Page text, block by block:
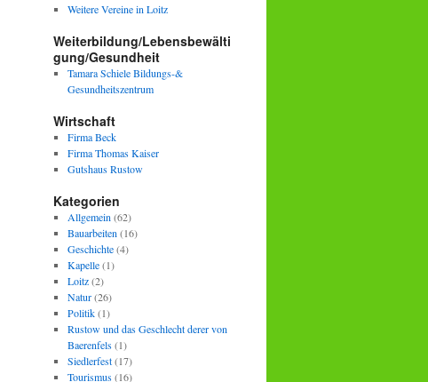
Weitere Vereine in Loitz
Weiterbildung/Lebensbewälti
gung/Gesundheit
Tamara Schiele Bildungs-&
Gesundheitszentrum
Wirtschaft
Firma Beck
Firma Thomas Kaiser
Gutshaus Rustow
Kategorien
Allgemein (62)
Bauarbeiten (16)
Geschichte(4)
Kapelle(1)
Loitz(2)
Natur(26)
Politik(1)
Rustow und das Geschlecht derer von
Baerenfels(1)
Siedlerfest(17)
Tourismus(16)